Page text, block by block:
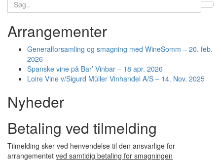
for:
Arrangementer
Generalforsamling og smagning med WineSomm – 20. feb.
2026
Spanske vine på Bar’ Vinbar – 18 apr. 2026
Loire Vine v/Sigurd Müller Vinhandel A/S – 14. Nov. 2025
Nyheder
Betaling ved tilmelding
Tilmelding sker ved henvendelse til den ansvarlige for
arrangementet ved samtidig betaling for smagningen